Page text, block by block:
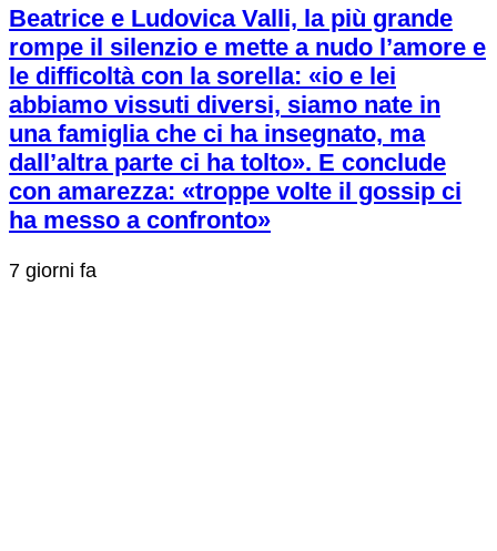
Beatrice e Ludovica Valli, la più grande
rompe il silenzio e mette a nudo l’amore e
le difficoltà con la sorella: «io e lei
abbiamo vissuti diversi, siamo nate in
una famiglia che ci ha insegnato, ma
dall’altra parte ci ha tolto». E conclude
con amarezza: «troppe volte il gossip ci
ha messo a confronto»
7 giorni fa